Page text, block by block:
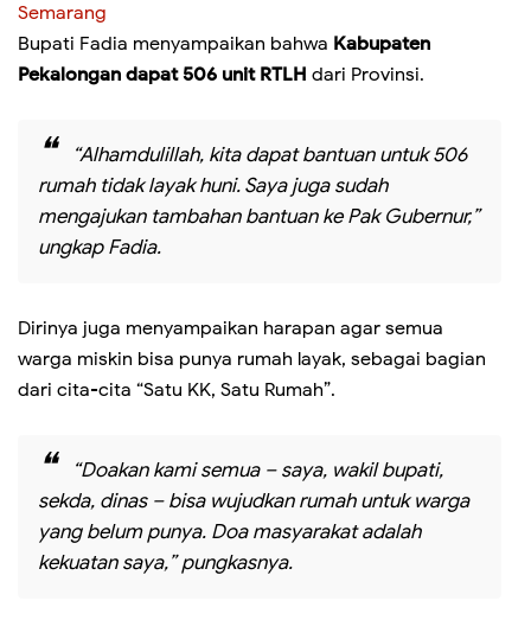
Semarang
Bupati Fadia menyampaikan bahwa Kabupaten
Pekalongan dapat 506 unit RTLH dari Provinsi.
“Alhamdulillah, kita dapat bantuan untuk 506
rumah tidak layak huni. Saya juga sudah
mengajukan tambahan bantuan ke Pak Gubernur,”
ungkap Fadia.
Dirinya juga menyampaikan harapan agar semua
warga miskin bisa punya rumah layak, sebagai bagian
dari cita-cita “Satu KK, Satu Rumah”.
“Doakan kami semua – saya, wakil bupati,
sekda, dinas – bisa wujudkan rumah untuk warga
yang belum punya. Doa masyarakat adalah
kekuatan saya,” pungkasnya.